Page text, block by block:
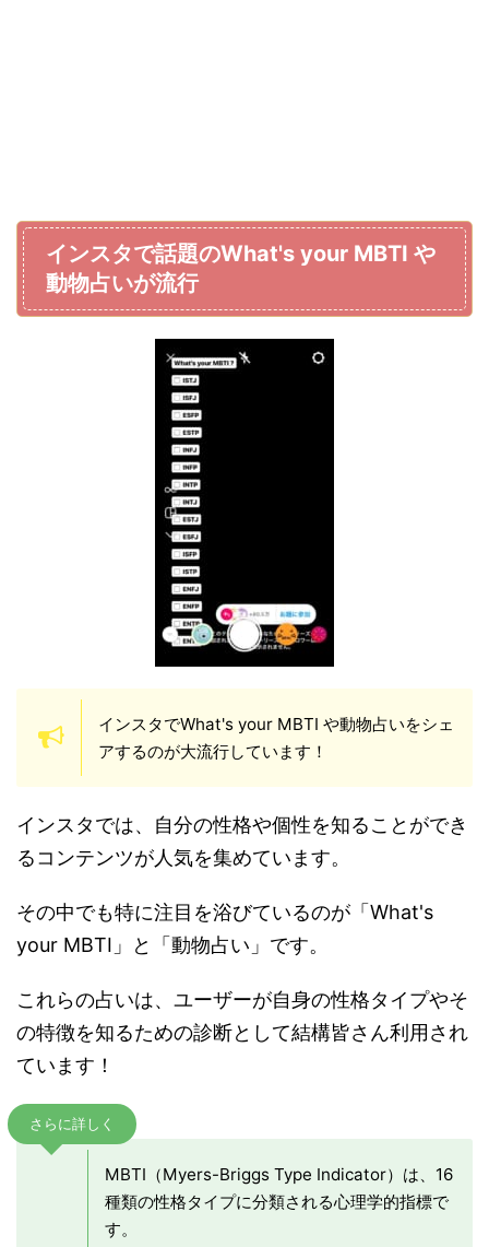
インスタで話題のWhat's your MBTI や
動物占いが流行
インスタでWhat's your MBTI や動物占いをシェ
アするのが大流行しています！
インスタでは、自分の性格や個性を知ることができ
るコンテンツが人気を集めています。
その中でも特に注目を浴びているのが「What's
your MBTI」と「動物占い」です。
これらの占いは、ユーザーが自身の性格タイプやそ
の特徴を知るための診断として結構皆さん利用され
ています！
さらに詳しく
MBTI（Myers-Briggs Type Indicator）は、16
種類の性格タイプに分類される心理学的指標で
す。